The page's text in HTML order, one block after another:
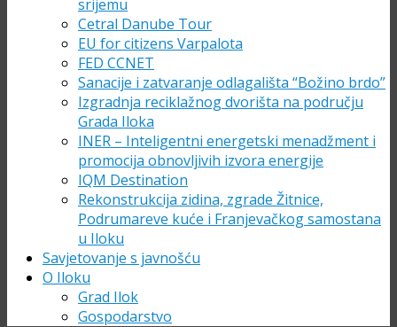
srijemu
Cetral Danube Tour
EU for citizens Varpalota
FED CCNET
Sanacije i zatvaranje odlagališta “Božino brdo”
Izgradnja reciklažnog dvorišta na području
Grada Iloka
INER – Inteligentni energetski menadžment i
promocija obnovljivih izvora energije
IQM Destination
Rekonstrukcija zidina, zgrade Žitnice,
Podrumareve kuće i Franjevačkog samostana
u Iloku
Savjetovanje s javnošću
O Iloku
Grad Ilok
Gospodarstvo